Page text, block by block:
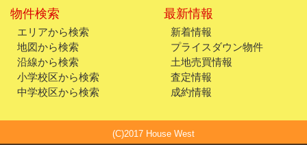
物件検索
エリアから検索
地図から検索
沿線から検索
小学校区から検索
中学校区から検索
最新情報
新着情報
プライスダウン物件
土地売買情報
査定情報
成約情報
(C)2017 House West